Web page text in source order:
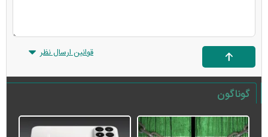
قوانین ارسال نظر
گوناگون